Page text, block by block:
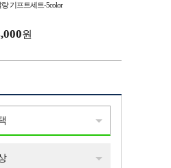
기프트세트-5color
원